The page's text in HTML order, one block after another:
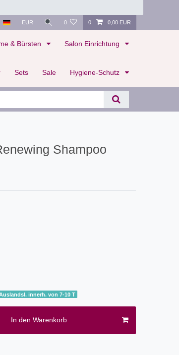
EUR 0 0 0,00 EUR
& Bürsten Salon Einrichtung
Sets Sale Hygiene-Schutz
Shampoo
innerh. von 7-10 T
In den Warenkorb